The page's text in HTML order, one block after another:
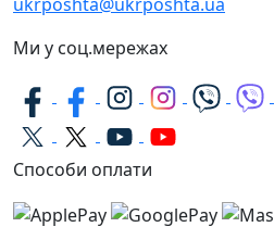
Ми у соц.мережах
Способи оплати